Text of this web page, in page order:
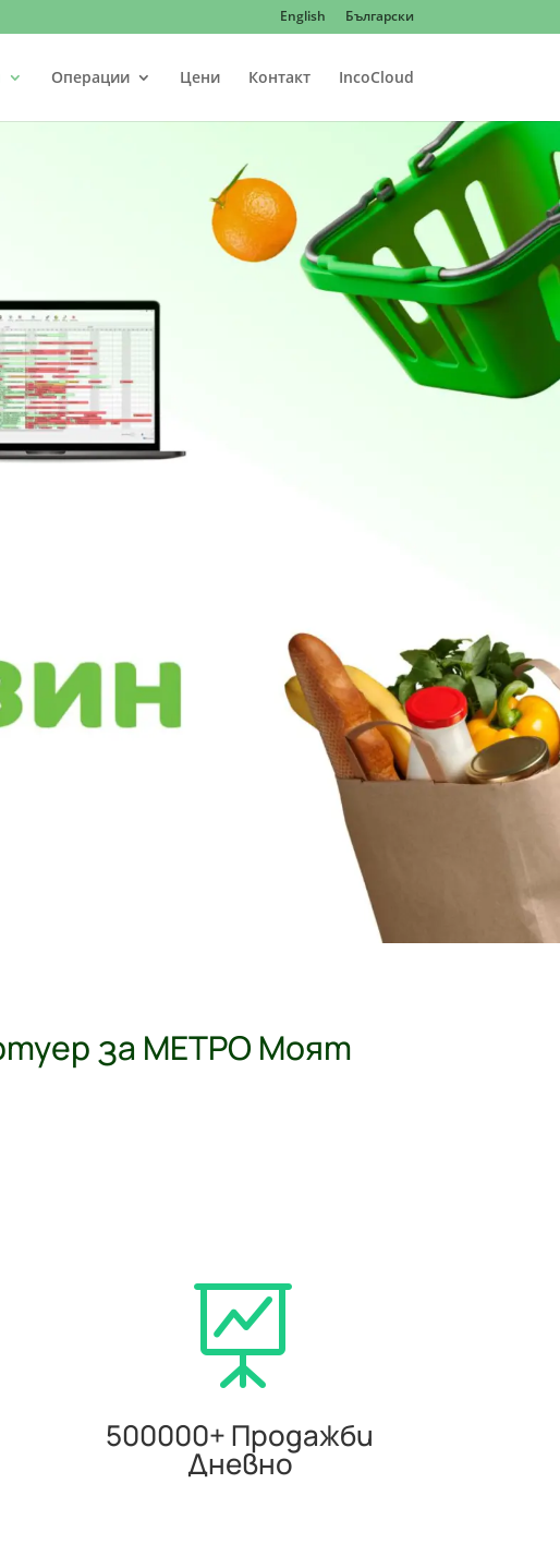
English Български
Операции Цени Контакт IncoCloud
за МЕТРО Моят

500000+ Продажби
Дневно